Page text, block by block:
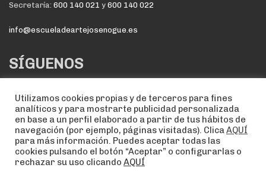
Secretaría: 600 140 021 y 600 140 022
info@escueladeartejosenogue.es
SÍGUENOS
NOTA LEGAL POLÍTICA DE COOKIES
Utilizamos cookies propias y de terceros para fines
analíticos y para mostrarte publicidad personalizada
en base a un perfil elaborado a partir de tus hábitos de
navegación (por ejemplo, páginas visitadas). ClicaAQUÍ
para más información. Puedes aceptar todas las
cookies pulsando el botón “Aceptar” o configurarlas o
rechazar su uso clicando AQUÍ